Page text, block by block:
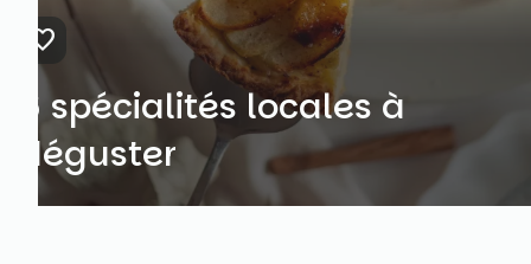
6 spécialités locales à
déguster